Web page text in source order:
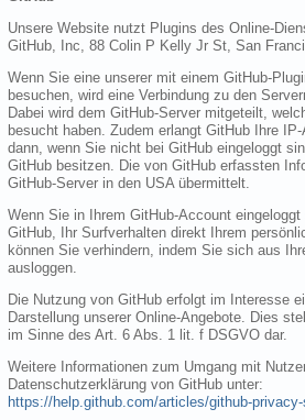
Unsere Website nutzt Plugins des Online-
GitHub, Inc, 88 Colin P Kelly Jr St, San
Wenn Sie eine unserer mit einem GitHub-
besuchen, wird eine Verbindung zu den
Dabei wird dem GitHub-Server mitgeteilt,
besucht haben. Zudem erlangt GitHub Ihre
dann, wenn Sie nicht bei GitHub eingeloggt
GitHub besitzen. Die von GitHub erfassten
GitHub-Server in den USA übermittelt.
Wenn Sie in Ihrem GitHub-Account
GitHub, Ihr Surfverhalten direkt Ihrem
können Sie verhindern, indem Sie sich aus
ausloggen.
Die Nutzung von GitHub erfolgt im Interesse
Darstellung unserer Online-Angebote. Dies
im Sinne des Art. 6 Abs. 1 lit. f DSGVO dar.
Weitere Informationen zum Umgang mit
Datenschutzerklärung von GitHub unter:
https://help.github.com/articles/github-